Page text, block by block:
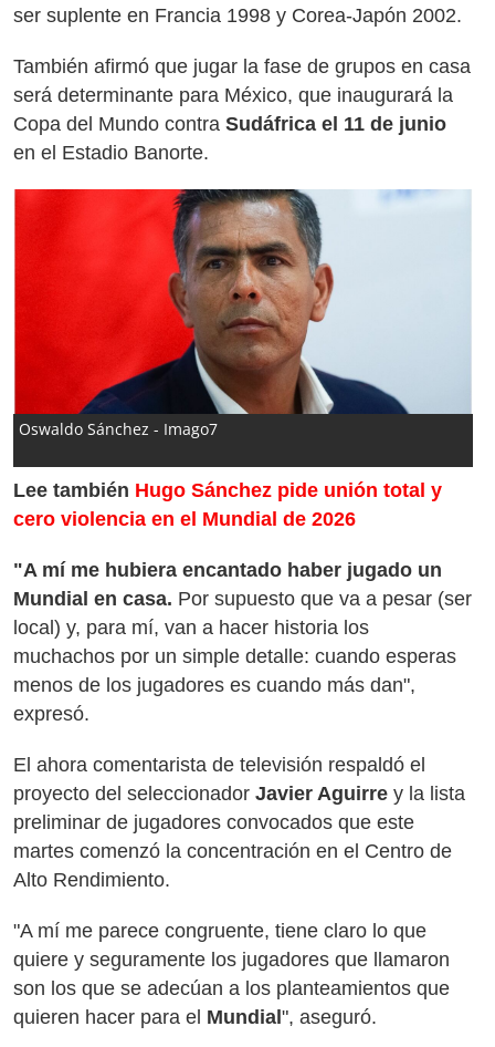
ser suplente en Francia 1998 y Corea-Japón 2002.
También afirmó que jugar la fase de grupos en casa
será determinante para México, que inaugurará la
Copa del Mundo contra Sudáfrica el 11 de junio
en el Estadio Banorte.
Oswaldo Sánchez - Imago7
Lee también Hugo Sánchez pide unión total y
cero violencia en el Mundial de 2026
"A mí me hubiera encantado haber jugado un
Mundial en casa. Por supuesto que va a pesar (ser
local) y, para mí, van a hacer historia los
muchachos por un simple detalle: cuando esperas
menos de los jugadores es cuando más dan",
expresó.
El ahora comentarista de televisión respaldó el
proyecto del seleccionador Javier Aguirre y la lista
preliminar de jugadores convocados que este
martes comenzó la concentración en el Centro de
Alto Rendimiento.
"A mí me parece congruente, tiene claro lo que
quiere y seguramente los jugadores que llamaron
son los que se adecúan a los planteamientos que
quieren hacer para el Mundial ", aseguró.